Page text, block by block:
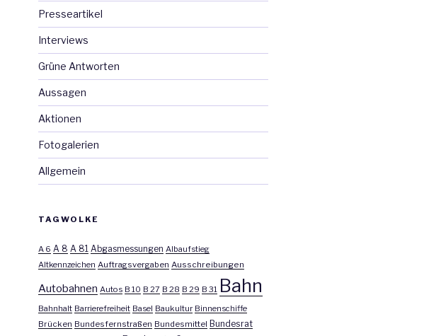
Presseartikel
Interviews
Grüne Antworten
Aussagen
Aktionen
Fotogalerien
Allgemein
TAGWOLKE
A 6 A 8 A 81 Abgasmessungen Albaufstieg
Altkennzeichen Auftragsvergaben Ausschreibungen
Autobahnen Autos B 10 B 27 B 28 B 29 B 31 Bahn
Bahnhalt Barrierefreiheit Basel Baukultur Binnenschiffe
Brücken Bundesfernstraßen Bundesmittel Bundesrat